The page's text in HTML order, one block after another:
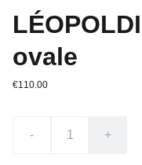
ovale
€110.00
- +